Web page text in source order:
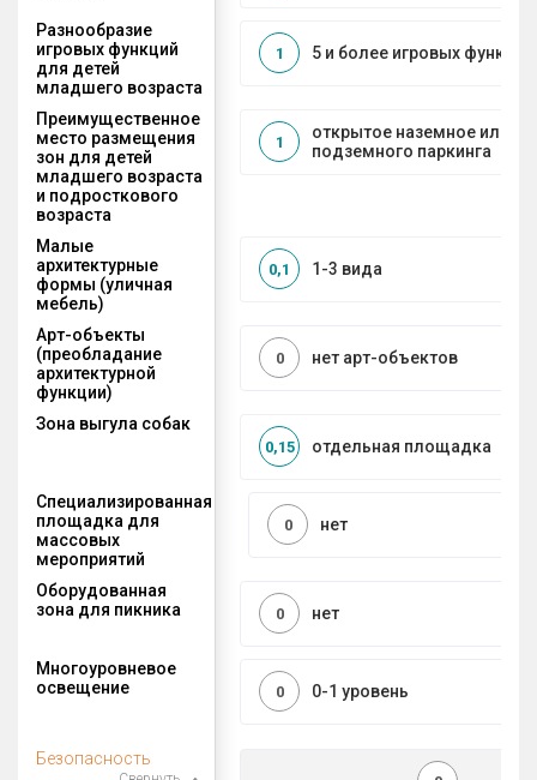
Разнообразие
игровых функций
для детей
младшего возраста
5 и более игровых функций
1
Преимущественное
место размещения
зон для детей
младшего возраста
и подросткового
возраста
открытое наземное или на
подземного паркинга
1
Малые
архитектурные
формы (уличная
мебель)
1-3 вида
0,1
Арт-объекты
(преобладание
архитектурной
функции)
нет арт-объектов
0
Зона выгула собак
отдельная площадка
0,15
Специализированная
площадка для
массовых
мероприятий
нет
0
Оборудованная
зона для пикника
нет
0
Многоуровневое
освещение
0-1 уровень
0
Безопасность